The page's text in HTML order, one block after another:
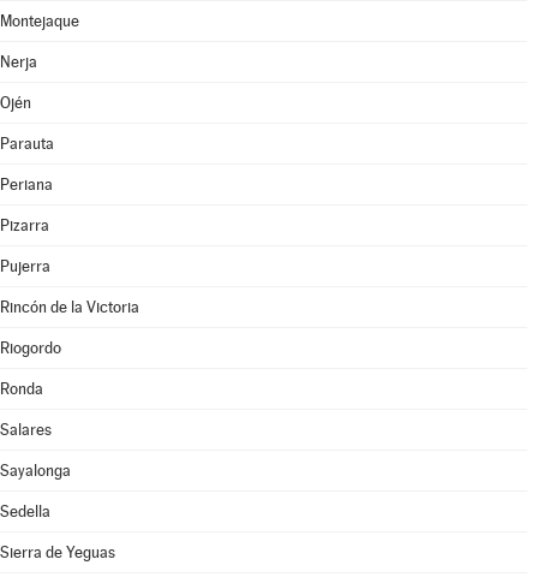
Montejaque
Nerja
Ojén
Parauta
Periana
Pizarra
Pujerra
Rincón de la Victoria
Riogordo
Ronda
Salares
Sayalonga
Sedella
Sierra de Yeguas